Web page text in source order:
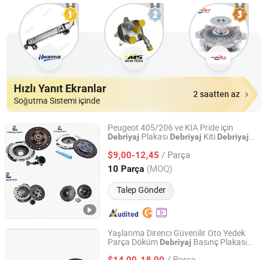
Hızlı Yanıt Ekranlar
Soğutma Sistemi içinde
2 saatten az
Peugeot 405/206 ve KIA Pride için
Debriyaj Plakası Debriyaj Kiti Debriyaj
$9,00-12,45 / Parça
10 Parça (MOQ)
Talep Gönder
Jinan Licheng Automotive Parts Co., Ltd.
Shandong, China Fiyat 2023
Yaşlanma Direnci Güvenilir Oto Yedek
Parça Döküm Debriyaj Basınç Plakası
Sichuan Jinyu Hengtong Automotive Parts Co., Ltd.